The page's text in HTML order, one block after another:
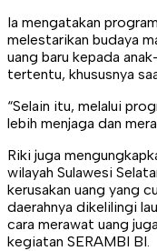
Ia mengatakan
melestarikan budaya
uang baru kepada
tertentu, khususnya
“Selain itu, melalui
lebih menjaga dan
Riki juga
wilayah Sulawesi
kerusakan uang yang
daerahnya dikelilingi
cara merawat uang
kegiatan SERAMBI BI.